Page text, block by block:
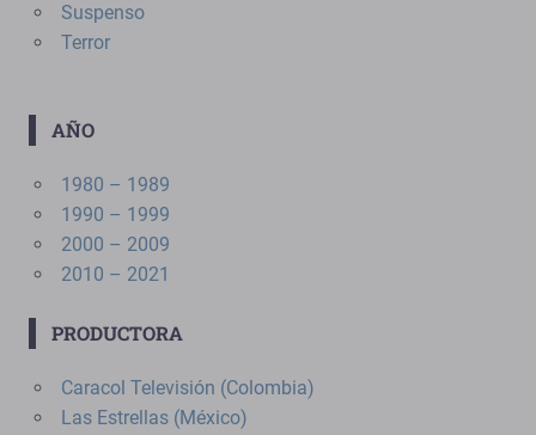
Suspenso
Terror
AÑO
1980 – 1989
1990 – 1999
2000 – 2009
2010 – 2021
PRODUCTORA
Caracol Televisión (Colombia)
Las Estrellas (México)